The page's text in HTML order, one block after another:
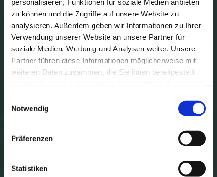
personalisieren, Funktionen für soziale Medien anbieten
zu können und die Zugriffe auf unsere Website zu
analysieren. Außerdem geben wir Informationen zu Ihrer
Verwendung unserer Website an unsere Partner für
soziale Medien, Werbung und Analysen weiter. Unsere
Partner führen diese Informationen möglicherweise mit
weiteren Daten zusammen, die Sie ihnen bereitgestellt
Notwendig
Präferenzen
Statistiken
Do not fill this field
*E-Mail:
Datenschutzerklärung